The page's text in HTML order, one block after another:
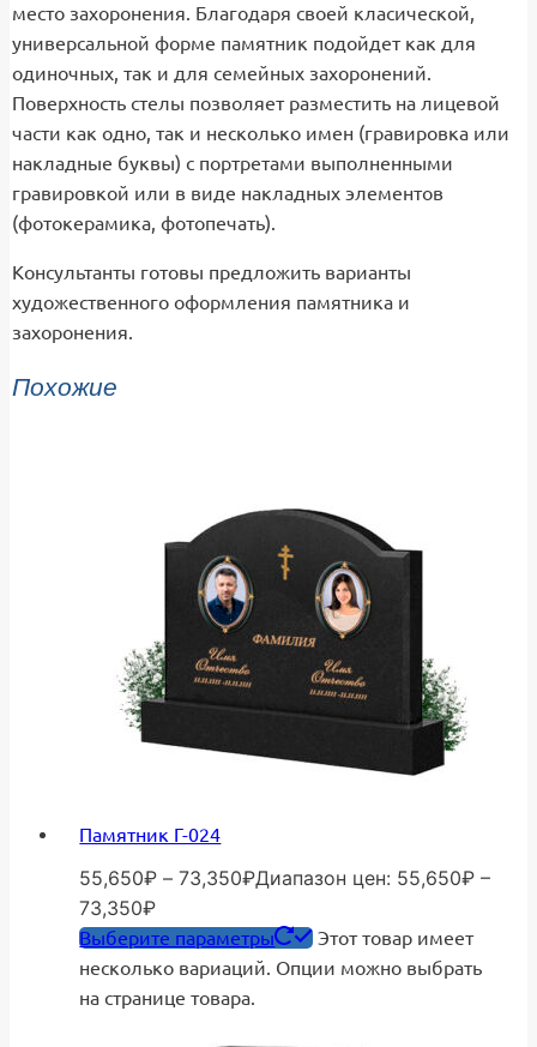
место захоронения. Благодаря своей класической,
универсальной форме памятник подойдет как для
одиночных, так и для семейных захоронений.
Поверхность стелы позволяет разместить на лицевой
части как одно, так и несколько имен (гравировка или
накладные буквы) с портретами выполненными
гравировкой или в виде накладных элементов
(фотокерамика, фотопечать).
Консультанты готовы предложить варианты
художественного оформления памятника и
захоронения.
Похожие
Памятник Г-024
55,650₽ – 73,350₽Диапазон цен: 55,650₽ –
73,350₽
Выберите параметры
Этот товар имеет
несколько вариаций. Опции можно выбрать
на странице товара.